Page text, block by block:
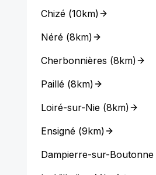
Chizé(10km)
Néré(8km)
Cherbonnières (8km)
Paillé(8km)
Loiré-sur-Nie(8km)
Ensigné(9km)
Dampierre-sur-Boutonne